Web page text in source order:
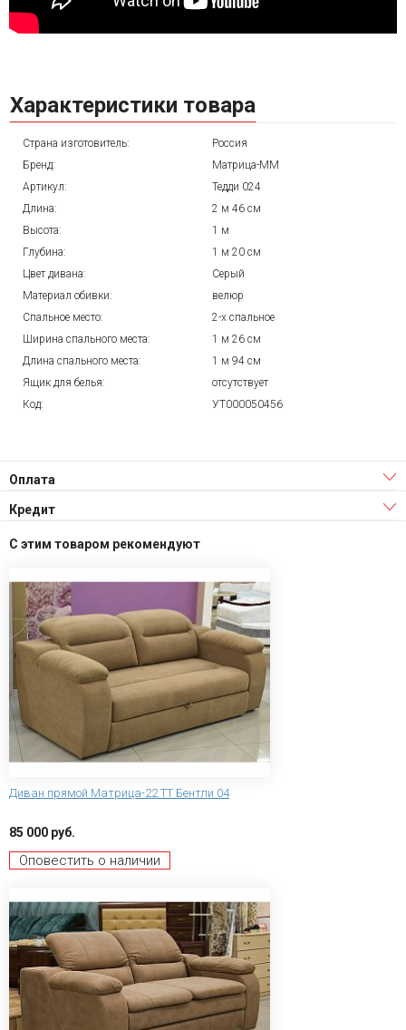
Характеристики товара
Страна изготовитель:
Россия
Бренд:
Матрица-ММ
Артикул:
Тедди 024
Длина:
2 м 46 см
Высота:
1 м
Глубина:
1 м 20 см
Цвет дивана:
Серый
Материал обивки:
велюр
Спальное место:
2-х спальное
Ширина спального места:
1 м 26 см
Длина спального места:
1 м 94 см
Ящик для белья:
отсутствует
Код:
УТ000050456
Оплата
Кредит
С этим товаром рекомендуют
Диван прямой Матрица-22 ТТ Бентли 04
85 000 руб.
Оповестить о наличии